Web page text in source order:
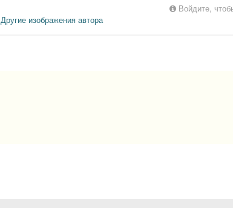
Войдите,
Другие изображения автора